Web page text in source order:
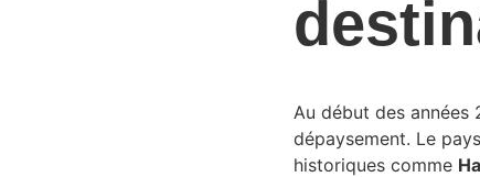
Au début des années
dépaysement. Le
historiques comme